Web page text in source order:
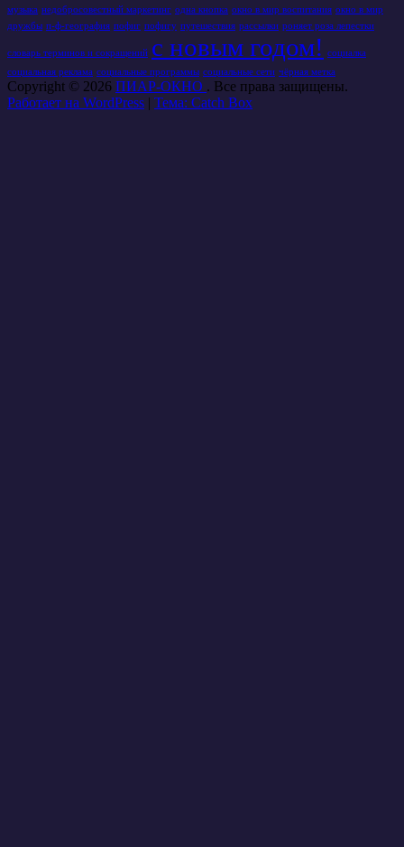
музыка недобросовестный маркетинг одна кнопка окно в мир воспитания окно в мир
дружбы п-ф-география пофиг пофигу путешествия рассылки роняет роза лепестки
словарь терминов и сокращений с новым годом!
социалка
социальная реклама социальные программы социальные сети чёрная метка
Copyright © 2026 ПИАР-ОКНО . Все права защищены.
Работает на WordPress | Тема: Catch Box